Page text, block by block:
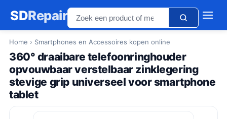
SDRepair
Home › Smartphones en Accessoires kopen online
360° draaibare telefoonringhouder
opvouwbaar verstelbaar zinklegering
stevige grip universeel voor smartphone
tablet